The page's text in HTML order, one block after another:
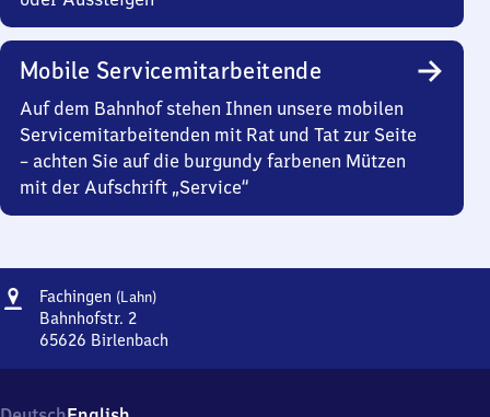
Mobile Servicemitarbeitende
Auf dem Bahnhof stehen Ihnen unsere mobilen
Servicemitarbeitenden mit Rat und Tat zur Seite
– achten Sie auf die burgundy farbenen Mützen
mit der Aufschrift „Service“
Adresse
Fachingen (Lahn)Fachingen
Bahnhofstr. 2
65626 Birlenbach
Bahnhofstr.